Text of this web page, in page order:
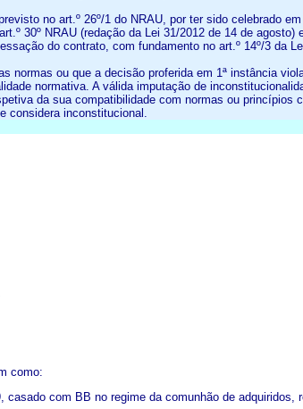
no art.º 26º/1 do NRAU, por ter sido celebrado
30º NRAU (redação da Lei 31/2012 de 14 de agosto)
do contrato, com fundamento no art.º 14º/3 da
normas ou que a decisão proferida em 1ª instância
normativa. A válida imputação de
da sua compatibilidade com normas ou princípios
considera inconstitucional.
como:
com BB no regime da comunhão de adquiridos,